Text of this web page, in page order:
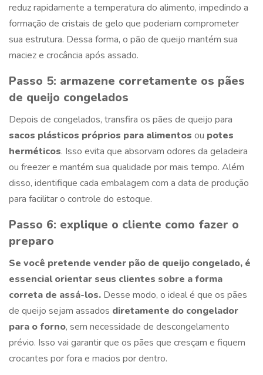
reduz rapidamente a temperatura do alimento, impedindo a
formação de cristais de gelo que poderiam comprometer
sua estrutura. Dessa forma, o pão de queijo mantém sua
maciez e crocância após assado.
Passo 5: armazene corretamente os pães
de queijo congelados
Depois de congelados, transfira os pães de queijo para
sacos plásticos próprios para alimentos ou potes
herméticos. Isso evita que absorvam odores da geladeira
ou freezer e mantém sua qualidade por mais tempo. Além
disso, identifique cada embalagem com a data de produção
para facilitar o controle do estoque.
Passo 6: explique o cliente como fazer o
preparo
Se você pretende vender pão de queijo congelado, é
essencial orientar seus clientes sobre a forma
correta de assá-los. Desse modo, o ideal é que os pães
de queijo sejam assados diretamente do congelador
para o forno, sem necessidade de descongelamento
prévio. Isso vai garantir que os pães que cresçam e fiquem
crocantes por fora e macios por dentro.